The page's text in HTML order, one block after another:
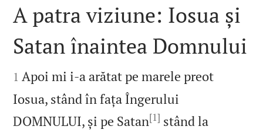

A patra viziune: Iosua și
Satan înaintea Domnului

1 Apoi mi i‑a arătat pe marele preot
Iosua, stând în fața Îngerului
DOMNULUI, și pe Satan[1] stând la